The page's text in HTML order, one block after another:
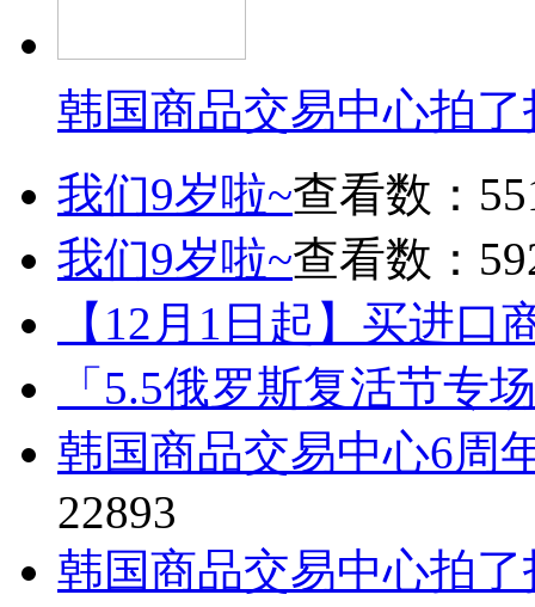
韩国商品交易中心拍
我们9岁啦~查看数：
我们9岁啦~查看数：
【12月1日起】买进口
「5.5俄罗斯复活节专
韩国商品交易中心6周
22893
韩国商品交易中心拍